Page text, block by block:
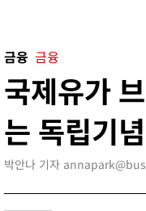
금융 금융
국제유가
는 독립기
박안나 기자